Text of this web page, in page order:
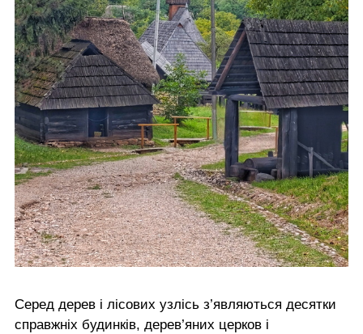
Серед дерев і лісових узлісь з’являються десятки
справжніх будинків, дерев’яних церков і